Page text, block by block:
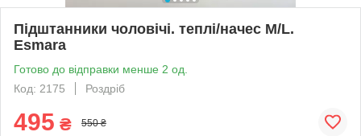
Підштанники чоловічі. теплі/начес M/L.
Esmara
Готово до відправки менше 2 од.
Код: 2175
Роздріб
495 ₴ 550 ₴